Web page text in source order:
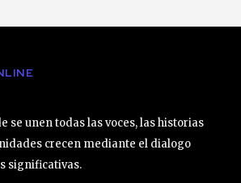
se unen todas las voces, las historias
crecen mediante el dialogo
significativas.